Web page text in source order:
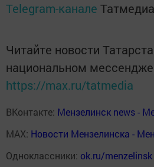
Telegram-канале Татмедиа
Читайте новости
национальном
https://max.ru/tatmedia
ВКонтакте: Мензелинск news -
MAX: Новости Мензелинска -
Одноклассники: ok.ru/menzelinsk